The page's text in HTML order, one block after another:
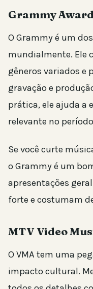
Grammy
O Grammy é um
mundialmente. Ele
gêneros variados e
gravação e
prática, ele ajuda a
relevante no
Se você curte
o Grammy é um
apresentações
forte e costumam
MTV Video
O VMA tem uma
impacto cultural.